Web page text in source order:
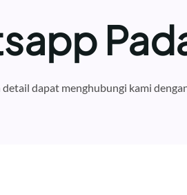
dapat menghubungi kami